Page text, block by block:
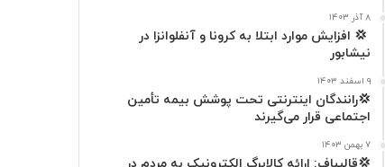
ا
م
۸ آذر ۱۴۰۳
‍ 💢 افزایش موارد ابتلا به کرونا و آنفلوانزا در
نیشابور
۹ اسفند ۱۴۰۳
💢رانندگان اینترنتی تحت پوشش بیمه تأمین
اجتماعی قرار می‌گیرند
۷ بهمن ۱۴۰۳